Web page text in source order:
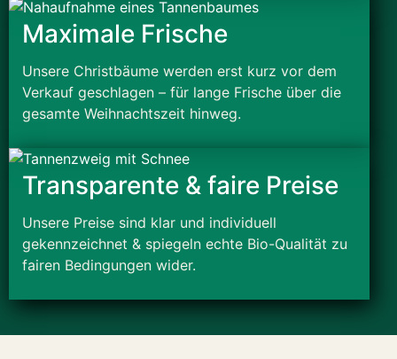
Maximale Frische
Unsere Christbäume werden erst kurz vor dem
Verkauf geschlagen – für lange Frische über die
gesamte Weihnachtszeit hinweg.
Transparente & faire Preise
Unsere Preise sind klar und individuell
gekennzeichnet & spiegeln echte Bio-Qualität zu
fairen Bedingungen wider.